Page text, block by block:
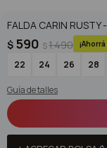
FALDA CARIN RUSTY
$ 590 $1.490
22 24 26 28
Guía de talles
© Copyright 2026 /